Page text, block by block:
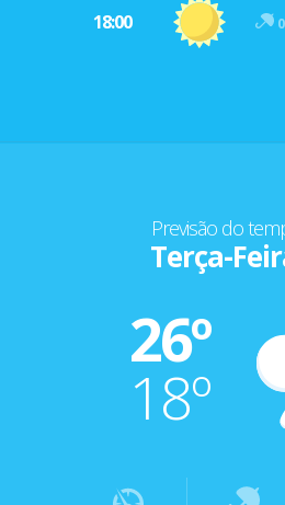
18:00
Previsão do
Terça-
26º
18º